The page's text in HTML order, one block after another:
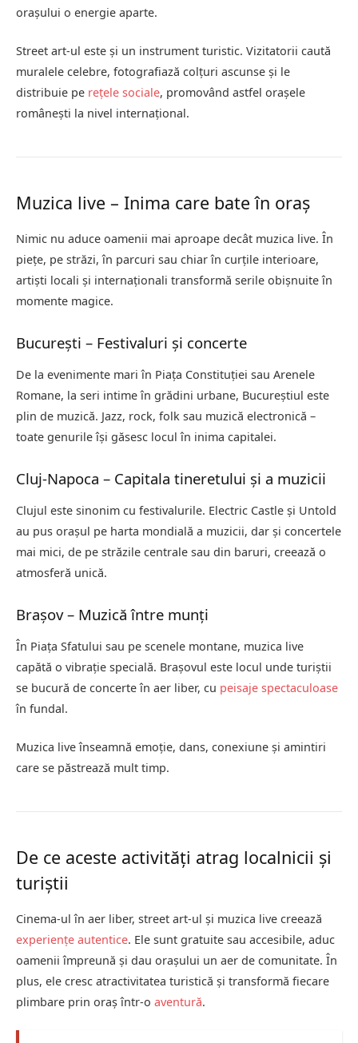
orașului o energie aparte.
Street art-ul este și un instrument turistic. Vizitatorii caută
muralele celebre, fotografiază colțuri ascunse și le
distribuie pe rețele sociale, promovând astfel orașele
românești la nivel internațional.
Muzica live – Inima care bate în oraș
Nimic nu aduce oamenii mai aproape decât muzica live. În
piețe, pe străzi, în parcuri sau chiar în curțile interioare,
artiști locali și internaționali transformă serile obișnuite în
momente magice.
București – Festivaluri și concerte
De la evenimente mari în Piața Constituției sau Arenele
Romane, la seri intime în grădini urbane, Bucureștiul este
plin de muzică. Jazz, rock, folk sau muzică electronică –
toate genurile își găsesc locul în inima capitalei.
Cluj-Napoca – Capitala tineretului și a muzicii
Clujul este sinonim cu festivalurile. Electric Castle și Untold
au pus orașul pe harta mondială a muzicii, dar și concertele
mai mici, de pe străzile centrale sau din baruri, creează o
atmosferă unică.
Brașov – Muzică între munți
În Piața Sfatului sau pe scenele montane, muzica live
capătă o vibrație specială. Brașovul este locul unde turiștii
se bucură de concerte în aer liber, cu peisaje spectaculoase
în fundal.
Muzica live înseamnă emoție, dans, conexiune și amintiri
care se păstrează mult timp.
De ce aceste activități atrag localnicii și
turiștii
Cinema-ul în aer liber, street art-ul și muzica live creează
experiențe autentice. Ele sunt gratuite sau accesibile, aduc
oamenii împreună și dau orașului un aer de comunitate. În
plus, ele cresc atractivitatea turistică și transformă fiecare
plimbare prin oraș într-o aventură.